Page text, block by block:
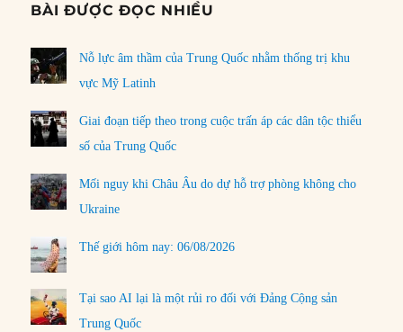
BÀI ĐƯỢC ĐỌC NHIỀU
Nỗ lực âm thầm của Trung Quốc nhằm thống trị khu
vực Mỹ Latinh
Giai đoạn tiếp theo trong cuộc trấn áp các dân tộc thiểu
số của Trung Quốc
Mối nguy khi Châu Âu do dự hỗ trợ phòng không cho
Ukraine
Thế giới hôm nay: 06/08/2026
Tại sao AI lại là một rủi ro đối với Đảng Cộng sản
Trung Quốc